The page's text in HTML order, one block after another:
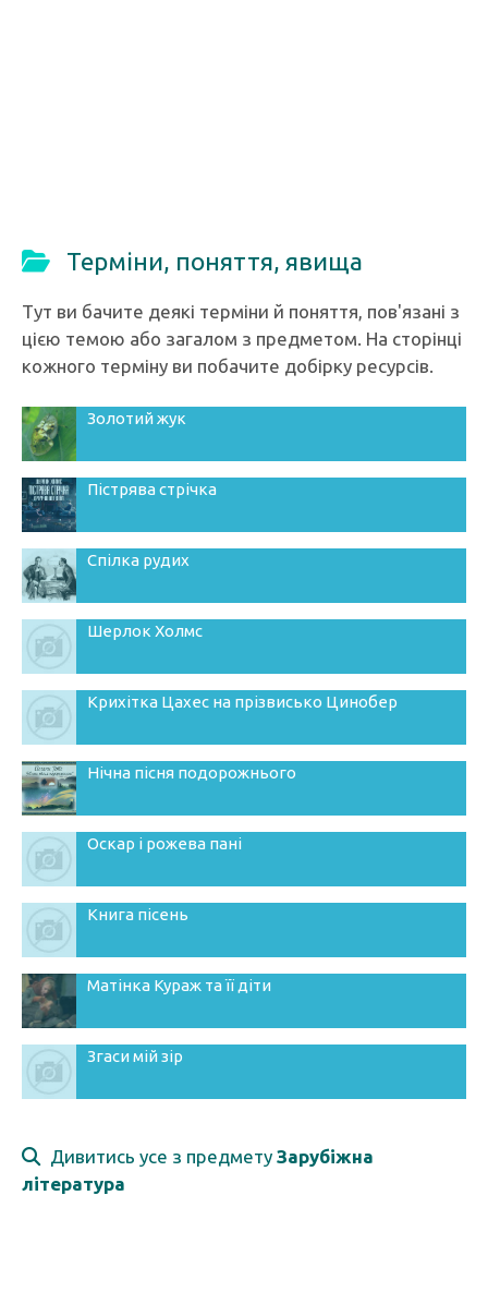
Терміни, поняття, явища
Тут ви бачите деякі терміни й поняття, пов'язані з
цією темою або загалом з предметом. На сторінці
кожного терміну ви побачите добірку ресурсів.
Золотий жук
Пістрява стрічка
Спілка рудих
Шерлок Холмс
Крихітка Цахес на прізвисько Цинобер
Нічна пісня подорожнього
Оскар і рожева пані
Книга пісень
Матінка Кураж та її діти
Згаси мій зір
Дивитись усе з предмету Зарубіжна
література